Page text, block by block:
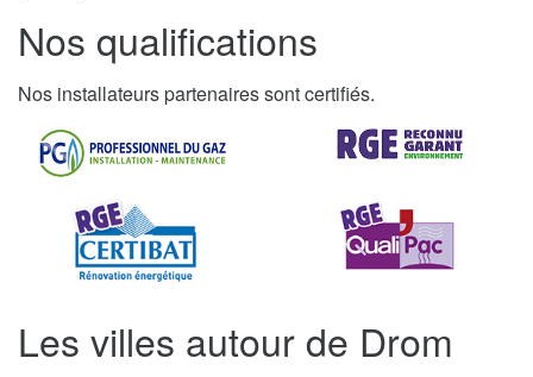
Nos qualifications
Nos installateurs partenaires sont certifiés.
Les villes autour de Drom